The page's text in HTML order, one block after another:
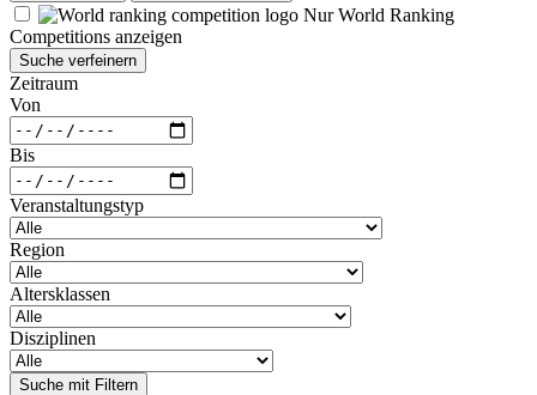
Nur World Ranking
Competitions anzeigen
Suche verfeinern
Zeitraum
Von
Bis
Veranstaltungstyp
Region
Altersklassen
Disziplinen
Suche mit Filtern